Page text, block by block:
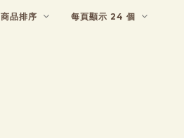
商品排序 每頁顯示 24 個